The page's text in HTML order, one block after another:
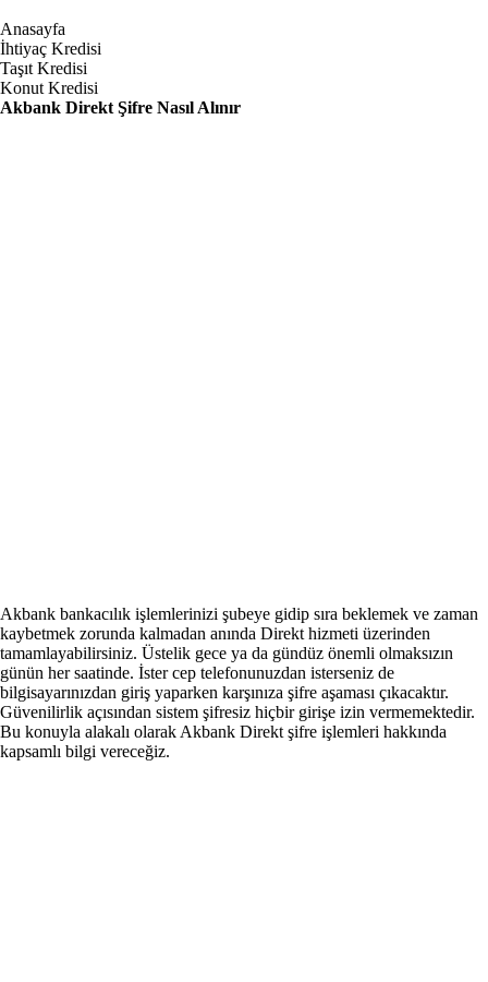
Anasayfa
İhtiyaç Kredisi
Taşıt Kredisi
Konut Kredisi
Akbank Direkt Şifre Nasıl Alınır
Akbank bankacılık işlemlerinizi şubeye gidip sıra beklemek ve zaman
kaybetmek zorunda kalmadan anında Direkt hizmeti üzerinden
tamamlayabilirsiniz. Üstelik gece ya da gündüz önemli olmaksızın
günün her saatinde. İster cep telefonunuzdan isterseniz de
bilgisayarınızdan giriş yaparken karşınıza şifre aşaması çıkacaktır.
Güvenilirlik açısından sistem şifresiz hiçbir girişe izin vermemektedir.
Bu konuyla alakalı olarak Akbank Direkt şifre işlemleri hakkında
kapsamlı bilgi vereceğiz.